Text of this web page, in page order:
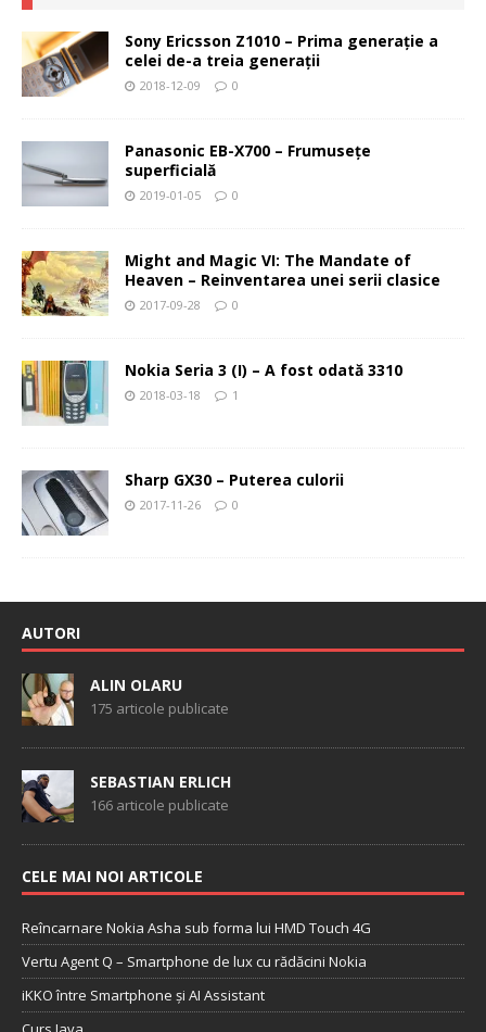
Sony Ericsson Z1010 – Prima generaţie a
celei de-a treia generaţii
2018-12-09 0
Panasonic EB-X700 – Frumuseţe
superficială
2019-01-05 0
Might and Magic VI: The Mandate of
Heaven – Reinventarea unei serii clasice
2017-09-28 0
Nokia Seria 3 (I) – A fost odată 3310
2018-03-18 1
Sharp GX30 – Puterea culorii
2017-11-26 0
AUTORI
ALIN OLARU
175 articole publicate
SEBASTIAN ERLICH
166 articole publicate
CELE MAI NOI ARTICOLE
Reîncarnare Nokia Asha sub forma lui HMD Touch 4G
Vertu Agent Q – Smartphone de lux cu rădăcini Nokia
iKKO între Smartphone și AI Assistant